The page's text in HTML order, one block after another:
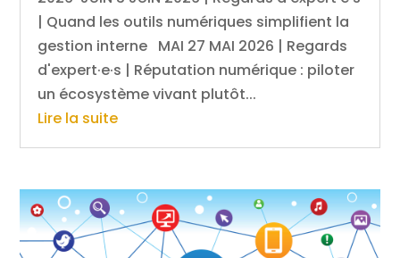
| Quand les outils numériques simplifient la
gestion interne MAI 27 MAI 2026 | Regards
d'expert·e·s | Réputation numérique : piloter
un écosystème vivant plutôt...
Lire la suite